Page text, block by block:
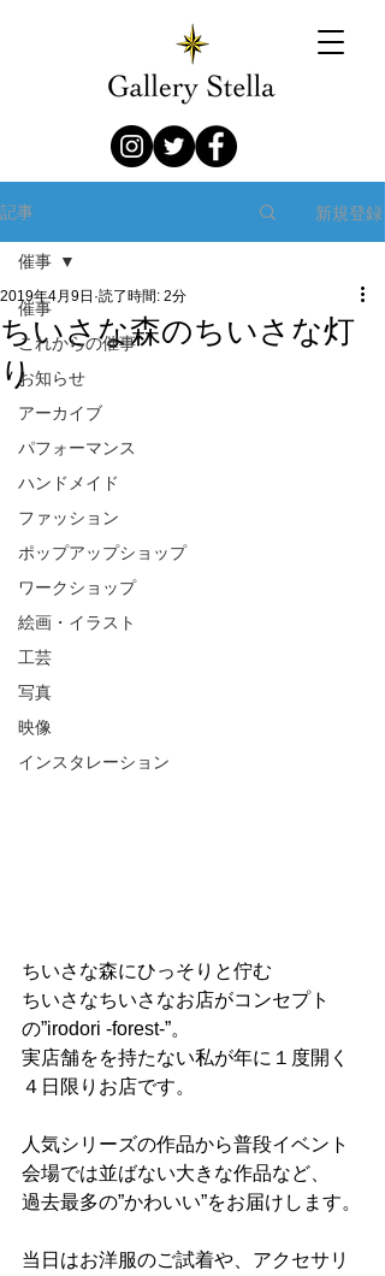
記事 新規登録
催事
これからの催事
お知らせ
アーカイブ
パフォーマンス
ハンドメイド
ファッション
ポップアップショップ
ワークショップ
絵画・イラスト
工芸
写真
映像
インスタレーション
催事
ちいさな森のちいさな灯
り
2019年4月9日 読了時間: 2分
ちいさな森にひっそりと佇む
ちいさなちいさなお店がコンセプト
の”irodori -forest-”。
実店舗をを持たない私が年に１度開く
４日限りお店です。
人気シリーズの作品から普段イベント
会場では並ばない大きな作品など、
過去最多の”かわいい”をお届けします。
当日はお洋服のご試着や、アクセサリ